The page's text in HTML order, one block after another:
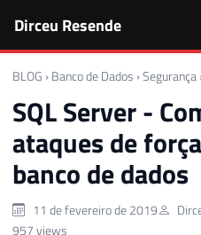
Dirceu Resende
BLOG › Banco de Dados ›Segurança
SQL Server -
ataques de
banco de dados
11 de fevereiro de 2019
957 views